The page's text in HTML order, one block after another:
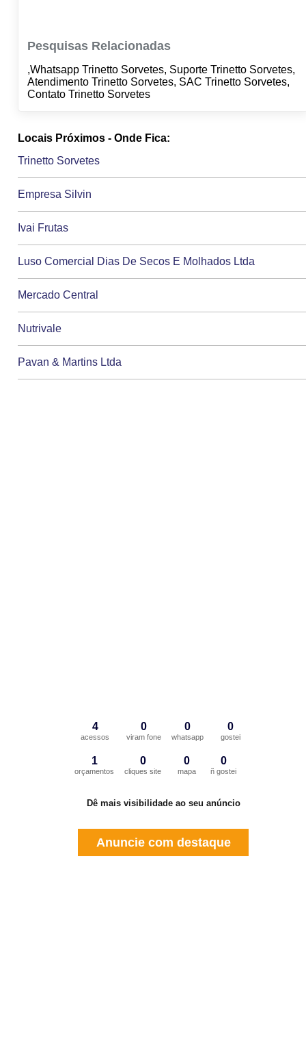
Pesquisas Relacionadas
,Whatsapp Trinetto Sorvetes, Suporte Trinetto Sorvetes,
Atendimento Trinetto Sorvetes, SAC Trinetto Sorvetes,
Contato Trinetto Sorvetes
Locais Próximos - Onde Fica:
Trinetto Sorvetes
Empresa Silvin
Ivai Frutas
Luso Comercial Dias De Secos E Molhados Ltda
Mercado Central
Nutrivale
Pavan & Martins Ltda
4
acessos
0
viram fone
0
whatsapp
0
gostei
1
orçamentos
0
cliques site
0
mapa
0
ñ gostei
Dê mais visibilidade ao seu anúncio
Anuncie com destaque